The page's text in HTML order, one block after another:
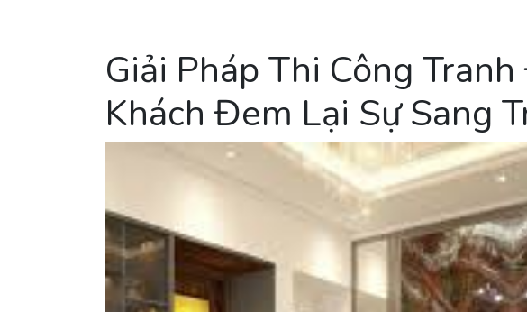
Giải Pháp Thi Công
Khách Đem Lại Sự Sang